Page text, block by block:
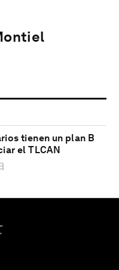
tienen un plan B
el TLCAN